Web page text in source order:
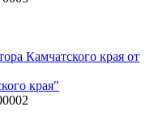
Камчатского края от
края"